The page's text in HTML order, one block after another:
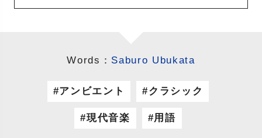
Words： Saburo Ubukata
アンビエント クラシック
現代音楽 用語